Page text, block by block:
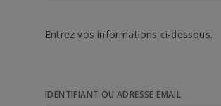
Entrez vos informations ci-dessous.
IDENTIFIANT OU ADRESSE EMAIL